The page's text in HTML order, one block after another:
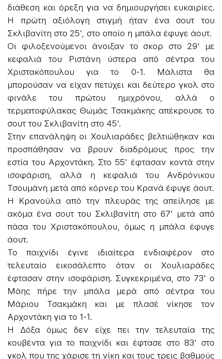
διάθεση και όρεξη για να δημιουργήσει ευκαιρίες.
Η πρώτη αξιόλογη στιγμή ήταν ένα σουτ του
Σκλιβανίτη στο 25', στο οποίο η μπάλα έφυγε άουτ.
Οι φιλοξενούμενοι άνοιξαν το σκορ στο 29' με
κεφαλιά του Ριστάνη ύστερα από σέντρα του
Χριστακόπουλου για το 0-1. Μάλιστα θα
μπορούσαν να είχαν πετύχει και δεύτερο γκολ στο
φινάλε του πρώτου ημιχρόνου, αλλά ο
τερματοφύλακας Θωμάς Τσακμάκης απέκρουσε το
σουτ του Σκλιβανίτη στο 45'.
Στην επανάληψη οι Χουλιαράδες βελτιώθηκαν και
προσπάθησαν να βρουν διαδρόμους προς την
εστία του Αρχοντάκη. Στο 55' έφτασαν κοντά στην
ισοφάριση, αλλά η κεφαλιά του Ανδρόνικου
Τσουμάνη μετά από κόρνερ του Κρανά έφυγε άουτ.
Η Κρανούλα από την πλευράς της απείλησε με
ακόμα ένα σουτ του Σκλιβανίτη στο 67' μετά από
πάσα του Χριστακόπουλου, όμως η μπάλα έφυγε
άουτ.
Το παιχνίδι έγινε ιδιαίτερα ενδιαφέρον στο
τελευταίο εικοσάλεπτο όταν οι Χουλιαράδες
έφτασαν στην ισοφάριση. Συγκεκριμένα, στο 73' ο
Μάης πήρε την μπάλα μερά από σέντρα του
Μάριου Τσακμάκη και με πλασέ νίκησε τον
Αρχοντάκη για το 1-1.
Η Δόξα όμως δεν είχε πει την τελευταία της
κουβέντα για το παιχνίδι και έφτασε στο 83' στο
γκολ που της χάρισε τη νίκη και τους τρεις βαθμούς